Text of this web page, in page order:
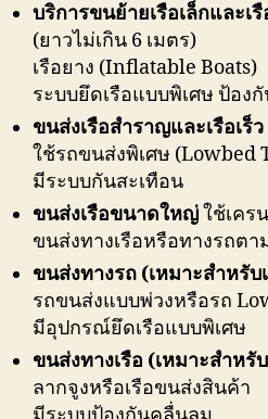
บริการขนย้ายเรือเล็กและเ
(ยาวไม่เกิน 6 เมตร)
เรือยาง (Inflatable Boats)
ระบบยึดเรือแบบพิเศษ ป้อง
ขนส่งเรือสำราญและเรือเร็ว
ใช้รถขนส่งพิเศษ (Lowbed
มีระบบกันสะเทือน
ขนส่งเรือขนาดใหญ่ใช้เคร
ขนส่งทางเรือหรือทางรถต
ขนส่งทางรถ (เหมาะสำหรับ
รถขนส่งแบบพ่วงหรือรถ
มีอุปกรณ์ยึดเรือแบบพิเศษ
ขนส่งทางเรือ (เหมาะสำห
ลากจูงหรือเรือขนส่งสินค้า